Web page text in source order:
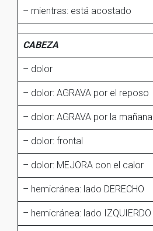
– mientras: está acostado
CABEZA
– dolor
– dolor: AGRAVA por el reposo
– dolor: AGRAVA por la mañana
– dolor: frontal
– dolor: MEJORA con el calor
– hemicránea: lado DERECHO
– hemicránea: lado IZQUIERDO